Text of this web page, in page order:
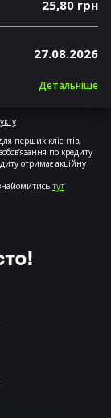
25,80 грн
27.08.2026
Детальніше
перших клієнтів,
по кредиту
отримає акційну
тут